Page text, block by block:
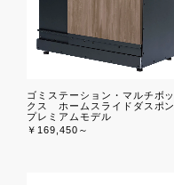
ゴミステーション・マルチボッ
クス ホームスライドダスポン
プレミアムモデル
￥169,450～